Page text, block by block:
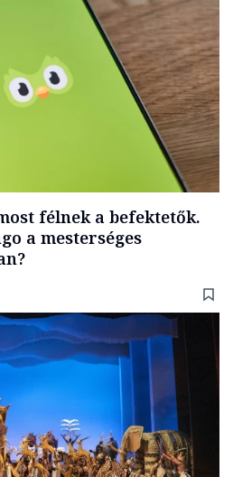
félnek a befektetők.
a mesterséges